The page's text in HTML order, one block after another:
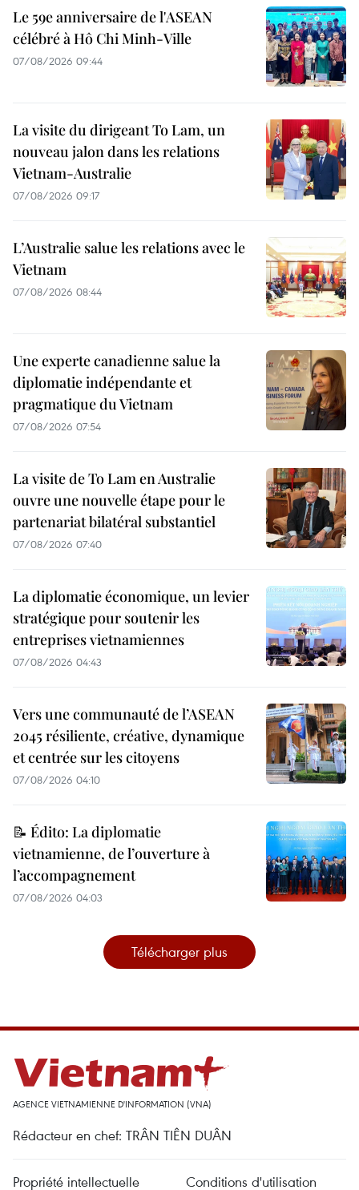
Le 59e anniversaire de l'ASEAN
célébré à Hô Chi Minh-Ville
07/08/2026 09:44
La visite du dirigeant To Lam, un
nouveau jalon dans les relations
Vietnam-Australie
07/08/2026 09:17
L’Australie salue les relations avec le
Vietnam
07/08/2026 08:44
Une experte canadienne salue la
diplomatie indépendante et
pragmatique du Vietnam
07/08/2026 07:54
La visite de To Lam en Australie
ouvre une nouvelle étape pour le
partenariat bilatéral substantiel
07/08/2026 07:40
La diplomatie économique, un levier
stratégique pour soutenir les
entreprises vietnamiennes
07/08/2026 04:43
Vers une communauté de l’ASEAN
2045 résiliente, créative, dynamique
et centrée sur les citoyens
07/08/2026 04:10
📝 Édito: La diplomatie
vietnamienne, de l’ouverture à
l’accompagnement
07/08/2026 04:03
Télécharger plus
AGENCE VIETNAMIENNE D'INFORMATION (VNA)
Rédacteur en chef: TRÂN TIÊN DUÂN
Propriété intellectuelle Conditions d'utilisation